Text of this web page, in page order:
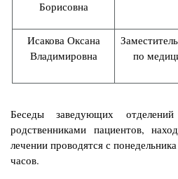
Борисовна
Исакова Оксана
Владимировна
по
Беседы заведующих
родственниками пациентов,
лечении проводятся с
часов.